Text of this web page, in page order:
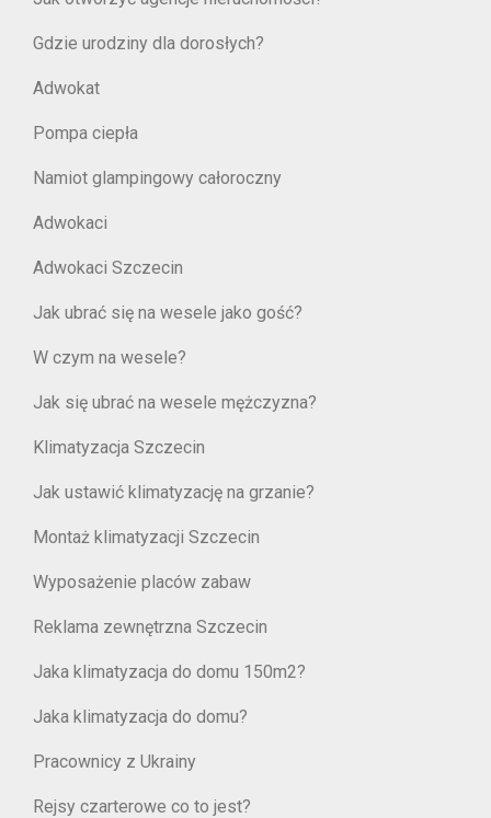
Gdzie urodziny dla dorosłych?
Adwokat
Pompa ciepła
Namiot glampingowy całoroczny
Adwokaci
Adwokaci Szczecin
Jak ubrać się na wesele jako gość?
W czym na wesele?
Jak się ubrać na wesele mężczyzna?
Klimatyzacja Szczecin
Jak ustawić klimatyzację na grzanie?
Montaż klimatyzacji Szczecin
Wyposażenie placów zabaw
Reklama zewnętrzna Szczecin
Jaka klimatyzacja do domu 150m2?
Jaka klimatyzacja do domu?
Pracownicy z Ukrainy
Rejsy czarterowe co to jest?